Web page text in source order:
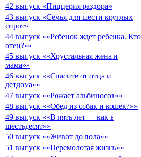
42 выпуск «Пиццерия раздора»
43 выпуск «Семья для шести круглых
сирот»
44 выпуск ««Ребенок ждет ребенка. Кто
отец?»»
45 выпуск ««Хрустальная жена и
мама»»
46 выпуск ««Спасите от отца и
детдома»»
47 выпуск ««Рожает альбиносов»»
48 выпуск ««Обед из собак и кошек?»»
49 выпуск ««В пять лет — как в
шестьдесят»»
50 выпуск ««Живот до пола»»
51 выпуск ««Перемолотая жизнь»»